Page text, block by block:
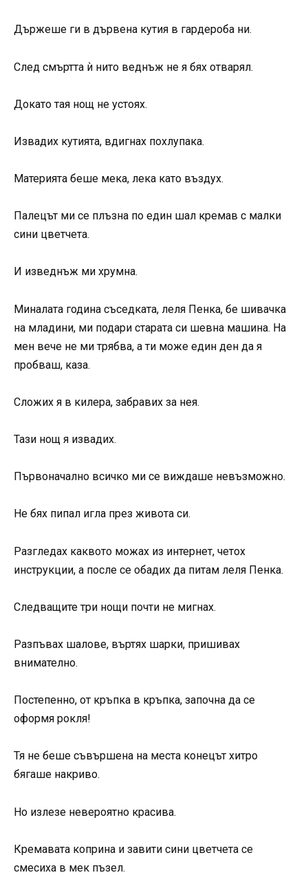
Държеше ги в дървена кутия в гардероба ни.
След смъртта ѝ нито веднъж не я бях отварял.
Докато тая нощ не устоях.
Извадих кутията, вдигнах похлупака.
Материята беше мека, лека като въздух.
Палецът ми се плъзна по един шал кремав с малки
сини цветчета.
И изведнъж ми хрумна.
Миналата година съседката, леля Пенка, бе шивачка
на младини, ми подари старата си шевна машина. На
мен вече не ми трябва, а ти може един ден да я
пробваш, каза.
Сложих я в килера, забравих за нея.
Тази нощ я извадих.
Първоначално всичко ми се виждаше невъзможно.
Не бях пипал игла през живота си.
Разгледах каквото можах из интернет, четох
инструкции, а после се обадих да питам леля Пенка.
Следващите три нощи почти не мигнах.
Разпъвах шалове, въртях шарки, пришивах
внимателно.
Постепенно, от кръпка в кръпка, започна да се
оформя рокля!
Тя не беше съвършена на места конецът хитро
бягаше накриво.
Но излезе невероятно красива.
Кремавата коприна и завити сини цветчета се
смесиха в мек пъзел.